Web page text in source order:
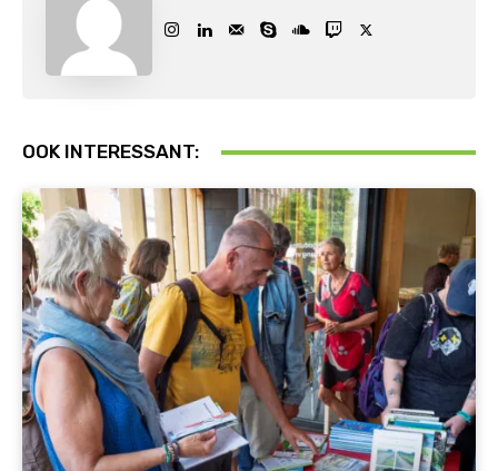
OOK INTERESSANT: